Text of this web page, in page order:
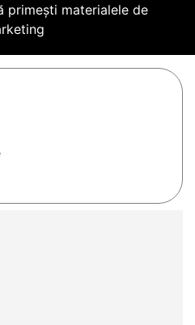
primești materialele de